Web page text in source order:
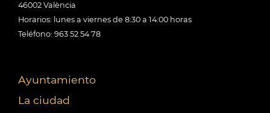
46002 València
Horarios: lunes a viernes de 8:30 a 14:00 horas
Teléfono: 963 52 54 78
Ayuntamiento
La ciudad